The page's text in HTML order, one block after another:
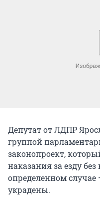
Депутат от ЛДПР
группой
законопроект,
наказания за езду
определенном
украдены.